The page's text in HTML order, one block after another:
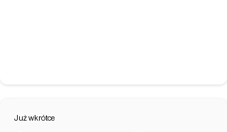
Już wkrótce